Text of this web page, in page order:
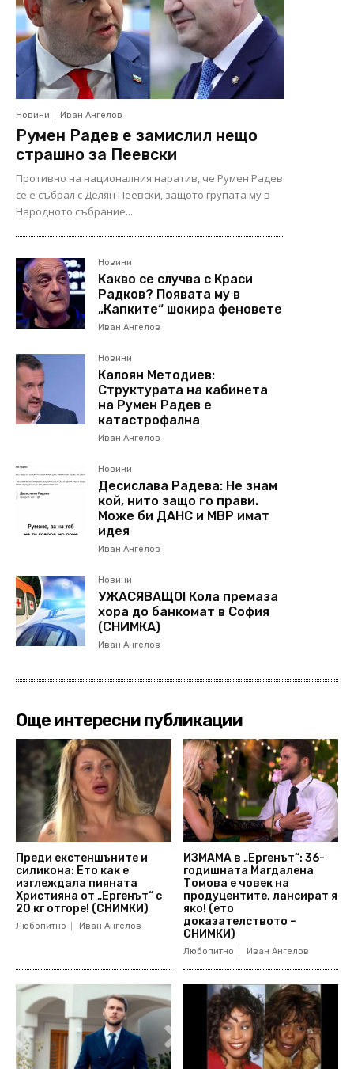
Новини Иван Ангелов
Румен Радев е замислил нещо
страшно за Пеевски
Противно на националния наратив, че Румен Радев
се е събрал с Делян Пеевски, защото групата му в
Народното събрание...
Новини
Какво се случва с Краси
Радков? Появата му в
„Капките“ шокира феновете
Иван Ангелов
Новини
Калоян Методиев:
Структурата на кабинета
на Румен Радев е
катастрофална
Иван Ангелов
Новини
Десислава Радева: Не знам
кой, нито защо го прави.
Може би ДАНС и МВР имат
идея
Иван Ангелов
Новини
УЖАСЯВАЩО! Кола премаза
хора до банкомат в София
(СНИМКА)
Иван Ангелов
Още интересни публикации
Преди екстеншъните и
силикона: Ето как е
изглеждала пияната
Християна от „Ергенът“ с
20 кг отгоре! (СНИМКИ)
Любопитно Иван Ангелов
ИЗМАМА в „Ергенът“: 36-
годишната Магдалена
Томова е човек на
продуцентите, лансират я
яко! (ето
доказателството –
СНИМКИ)
Любопитно Иван Ангелов